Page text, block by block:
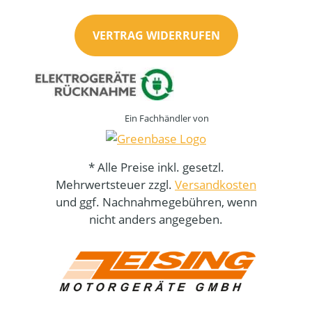
VERTRAG WIDERRUFEN
Ein Fachhändler von
* Alle Preise inkl. gesetzl.
Mehrwertsteuer zzgl. Versandkosten
und ggf. Nachnahmegebühren, wenn
nicht anders angegeben.